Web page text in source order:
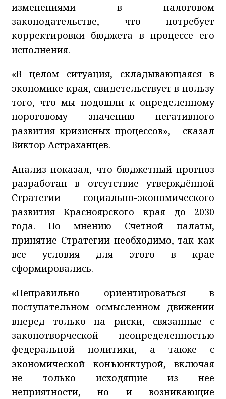
изменениями в налоговом
законодательстве, что потребует
корректировки бюджета в процессе его
исполнения.
«В целом ситуация, складывающаяся в
экономике края, свидетельствует в пользу
того, что мы подошли к определенному
пороговому значению негативного
развития кризисных процессов», - сказал
Виктор Астраханцев.
Анализ показал, что бюджетный прогноз
разработан в отсутствие утверждённой
Стратегии социально-экономического
развития Красноярского края до 2030
года. По мнению Счетной палаты,
принятие Стратегии необходимо, так как
все условия для этого в крае
сформировались.
«Неправильно ориентироваться в
поступательном осмысленном движении
вперед только на риски, связанные с
законотворческой неопределенностью
федеральной политики, а также с
экономической конъюнктурой, включая
не только исходящие из нее
неприятности, но и возникающие